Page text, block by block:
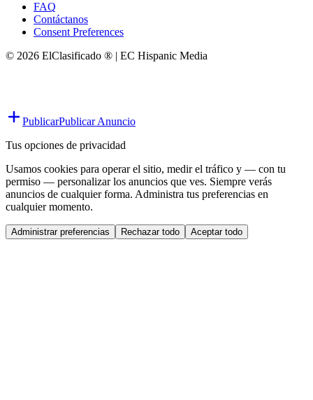
FAQ
Contáctanos
Consent Preferences
© 2026 ElClasificado ® | EC Hispanic Media
PublicarPublicar Anuncio
Tus opciones de privacidad
Usamos cookies para operar el sitio, medir el tráfico y — con tu
permiso — personalizar los anuncios que ves. Siempre verás
anuncios de cualquier forma. Administra tus preferencias en
cualquier momento.
Administrar preferencias Rechazar todo Aceptar todo